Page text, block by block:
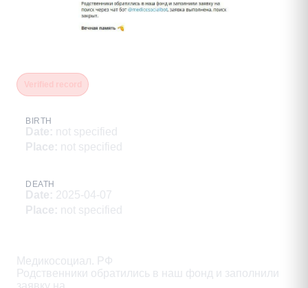
BIRTH
Date: not specified
Place: not specified
DEATH
Date: 2025-04-07
Place: not specified
Медикосоциал. РФ
Родственники обратились в наш фонд и заполнили
заявку на